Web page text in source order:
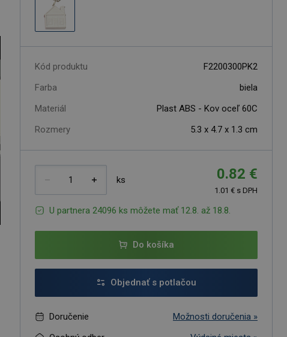
Kód produktu
F2200300PK2
Farba
biela
Materiál
Plast ABS - Kov oceľ 60C
Rozmery
5.3 x 4.7 x 1.3 cm
ks 0.82 €
1.01 € s DPH
U partnera 24096 ks môžete mať 12.8. až 18.8.
Do košíka
Objednať s potlačou
Doručenie
Možnosti doručenia »